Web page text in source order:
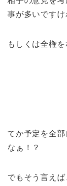
事が多いですけ
もしくは全権
てか予定を全
なぁ！？
でもそう言え